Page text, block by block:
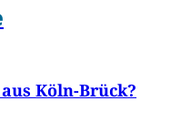
Köln-Brück?